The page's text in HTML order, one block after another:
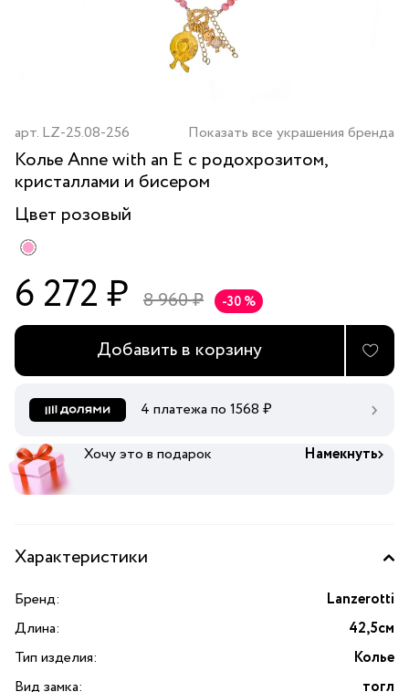
арт. LZ-25.08-256 Показать все украшения бренда
Колье Anne with an E с родохрозитом,
кристаллами и бисером
Цвет розовый
6 272 ₽ 8 960 ₽ -30 %
Добавить в корзину
4 платежа по 1568 ₽
Хочу это в подарок Намекнуть
Характеристики
Бренд:
Lanzerotti
Длина:
42,5см
Тип изделия:
Колье
Вид замка:
тогл